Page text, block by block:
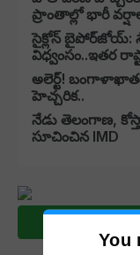
ప్రాంతాల్లో భారీ
సైక్లోన్
విధ్వంసం..ఇతర
అలెర్ట్!
హెచ్చరిక..
నేడు తెలంగాణ,
సూచించిన IMD
You